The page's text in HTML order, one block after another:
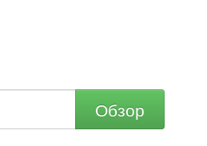
Обзор